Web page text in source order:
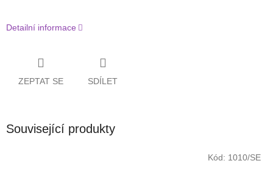
Detailní informace
ZEPTAT SE SDÍLET
Související produkty
Kód: 1010/SE